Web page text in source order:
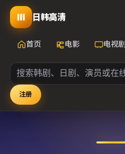
日韩高清
首页 电影 电视剧
注册